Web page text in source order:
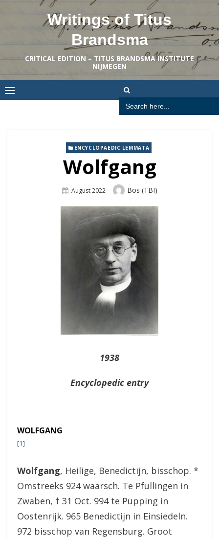
Writings of Titus
Brandsma
CRITICAL EDITION – TITUS BRANDSMA INSTITUTE
NIJMEGEN
Search
for:
ENCYCLOPAEDIC LEMMATA
Wolfgang
Posted
August 2022 Author
Bos (TBI)
1938
Encyclopedic entry
WOLFGANG
[1]
Wolfgang, Heilige, Benedictijn, bisschop. *
Omstreeks 924 waarsch. Te Pfullingen in
Zwaben, † 31 Oct. 994 te Pupping in
Oostenrijk. 965 Benedictijn in Einsiedeln.
972 bisschop van Regensburg. Groot